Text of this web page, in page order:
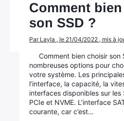
Comment
son SSD ?
Par Layla , le 21/04/2022 , mis à
Comment bien choisir son
nombreuses options pour
votre système. Les
l’interface, la capacité, la
interfaces disponibles sur les
PCIe et NVME. L’interface
courante, car c’est…